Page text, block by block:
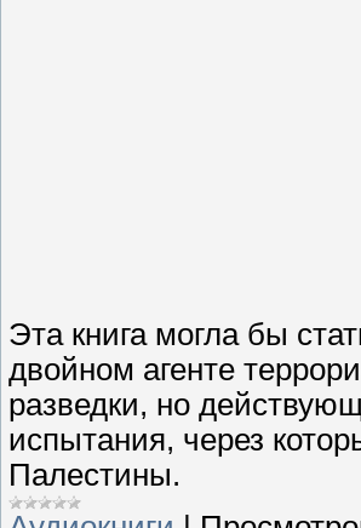
Эта книга могла бы
двойном агенте
разведки, но
испытания, через
Палестины.